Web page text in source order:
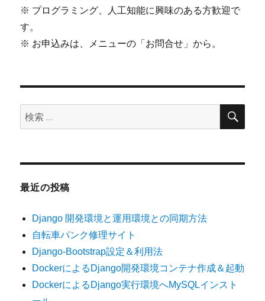
※ プログラミング、人工知能に興味のある方歓迎で
す。
※ お申込みは、メニューの「お問合せ」から。
検
索:
検
最近の投稿
Django 開発環境と運用環境との同期方法
自転車パンク修理サイト
Django-Bootstrap設定＆利用法
DockerによるDjango開発環境コンテナ作成＆起動
DockerによるDjango実行環境へMySQLインスト